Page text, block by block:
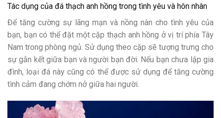
Tác dụng của đá thạch anh hồng trong tình yêu và hôn nhân
Để tăng cường sự lãng mạn và nồng nàn cho tình yêu của
bạn, bạn có thể đặt một cặp thạch anh hồng ở vị trí phía Tây
Nam trong phòng ngủ. Sử dụng theo cặp sẽ tượng trưng cho
sự gắn kết giữa bạn và người bạn đời. Nếu bạn chưa lập gia
đình, loại đá này cũng có thể được sử dụng để tăng cường
tình cảm đang chớm nở giữa hai người.